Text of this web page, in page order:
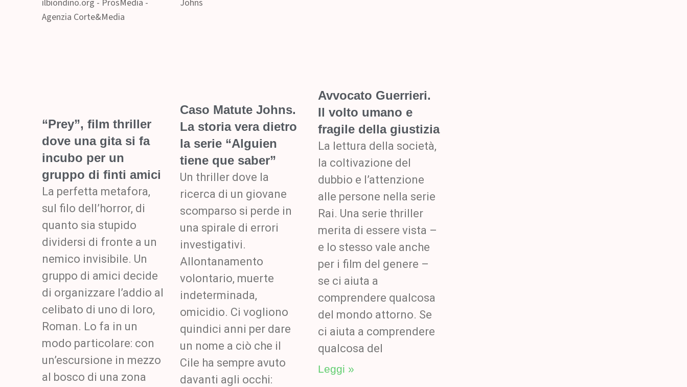
“Prey”, film thriller
dove una gita si fa
incubo per un
gruppo di finti amici
La perfetta metafora,
sul filo dell’horror, di
quanto sia stupido
dividersi di fronte a un
nemico invisibile. Un
gruppo di amici decide
di organizzare l’addio al
celibato di uno di loro,
Roman. Lo fa in un
modo particolare: con
un’escursione in mezzo
al bosco di una zona
Caso Matute Johns.
La storia vera dietro
la serie “Alguien
tiene que saber”
Un thriller dove la
ricerca di un giovane
scomparso si perde in
una spirale di errori
investigativi.
Allontanamento
volontario, muerte
indeterminada,
omicidio. Ci vogliono
quindici anni per dare
un nome a ciò che il
Cile ha sempre avuto
davanti agli occhi:
Avvocato Guerrieri.
Il volto umano e
fragile della giustizia
La lettura della società,
la coltivazione del
dubbio e l’attenzione
alle persone nella serie
Rai. Una serie thriller
merita di essere vista –
e lo stesso vale anche
per i film del genere –
se ci aiuta a
comprendere qualcosa
del mondo attorno. Se
ci aiuta a comprendere
qualcosa del
Leggi »